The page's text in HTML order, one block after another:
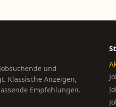
und
Klassische Anzeigen,
Empfehlungen.